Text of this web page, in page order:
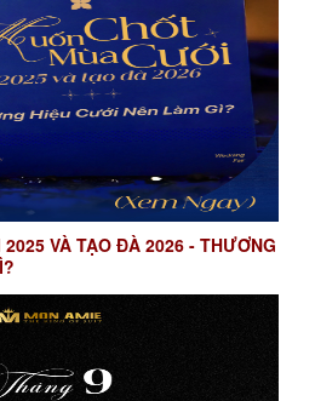
VÀ TẠO ĐÀ 2026 - THƯƠNG